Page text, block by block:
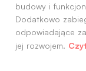
budowy i
Dodatkowo
odpowiadające
jej rozwojem.